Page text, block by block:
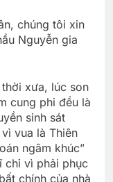
chúng tôi xin
Nguyễn gia
xưa, lúc son
cung phi đều là
sinh sát
vua là Thiên
ngâm khúc”
chỉ vì phải phục
chính của nhà